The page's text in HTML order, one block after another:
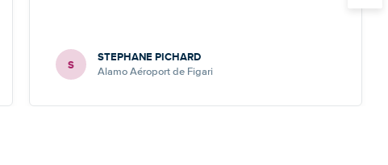
S STEPHANE PICHARD
Alamo Aéroport de Figari